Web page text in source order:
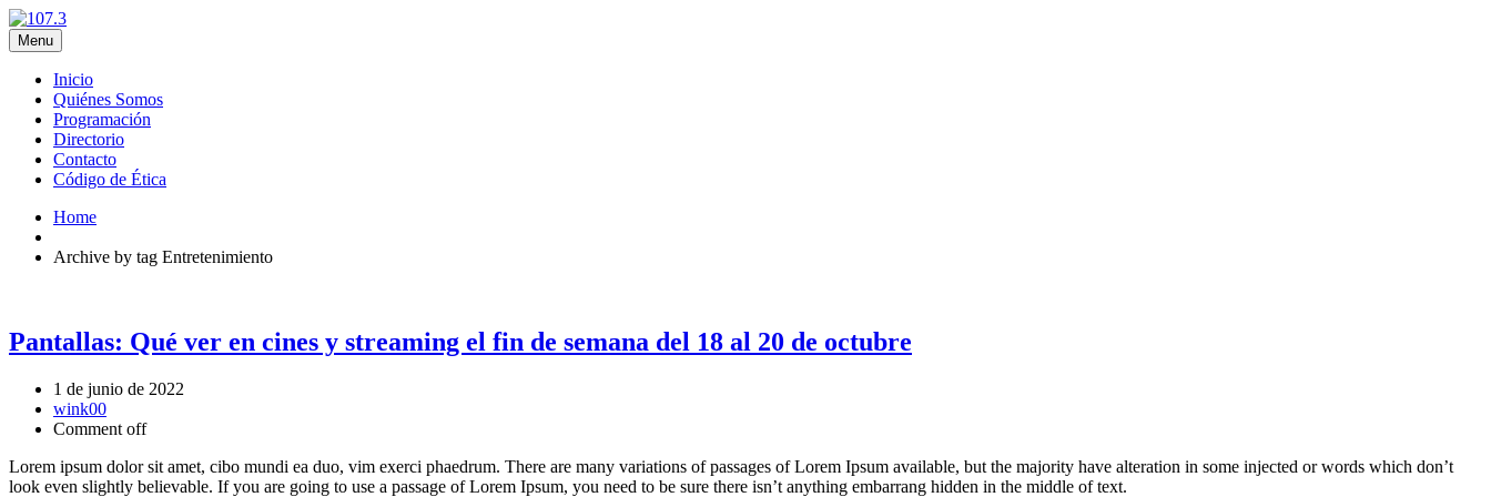
Menu
Inicio
Quiénes Somos
Programación
Directorio
Contacto
Código de Ética
Home
Archive by tag Entretenimiento
Pantallas: Qué ver en cines y streaming el fin de semana del 18 al 20 de octubre
1 de junio de 2022
wink00
Comment off
Lorem ipsum dolor sit amet, cibo mundi ea duo, vim exerci phaedrum. There are many variations of passages of Lorem Ipsum available, but the majority have alteration in some injected or words which don’t
look even slightly believable. If you are going to use a passage of Lorem Ipsum, you need to be sure there isn’t anything embarrang hidden in the middle of text.